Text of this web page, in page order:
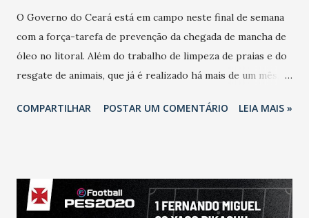
O Governo do Ceará está em campo neste final de semana
com a força-tarefa de prevenção da chegada de mancha de
óleo no litoral. Além do trabalho de limpeza de praias e do
resgate de animais, que já é realizado há mais de um mês, o
esforços para reduzir o impacto em nossa fauna e flora
barraqueiros locais. Helicópteros da Coordenadoria
Integrada de Operações Aéreas (Ciopaer) fizeram voo da
COMPARTILHAR POSTAR UM COMENTÁRIO LEIA MAIS »